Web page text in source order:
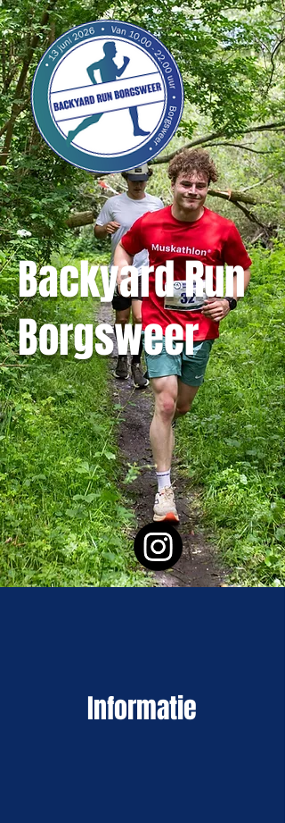
Backyard Run
Borgsweer
Foto's 13 juni 2026
Informatie